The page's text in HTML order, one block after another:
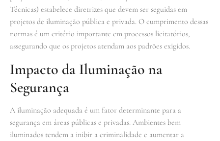
Técnicas) estabelece diretrizes que devem ser seguidas em
projetos de iluminação pública e privada. O cumprimento dessas
normas é um critério importante em processos licitatórios,
assegurando que os projetos atendam aos padrões exigidos.
Impacto da Iluminação na
Segurança
A iluminação adequada é um fator determinante para a
segurança em áreas públicas e privadas. Ambientes bem
iluminados tendem a inibir a criminalidade e aumentar a